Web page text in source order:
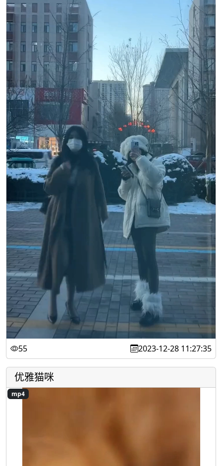
55 2023-12-28 11:27:35
优雅猫咪
mp4